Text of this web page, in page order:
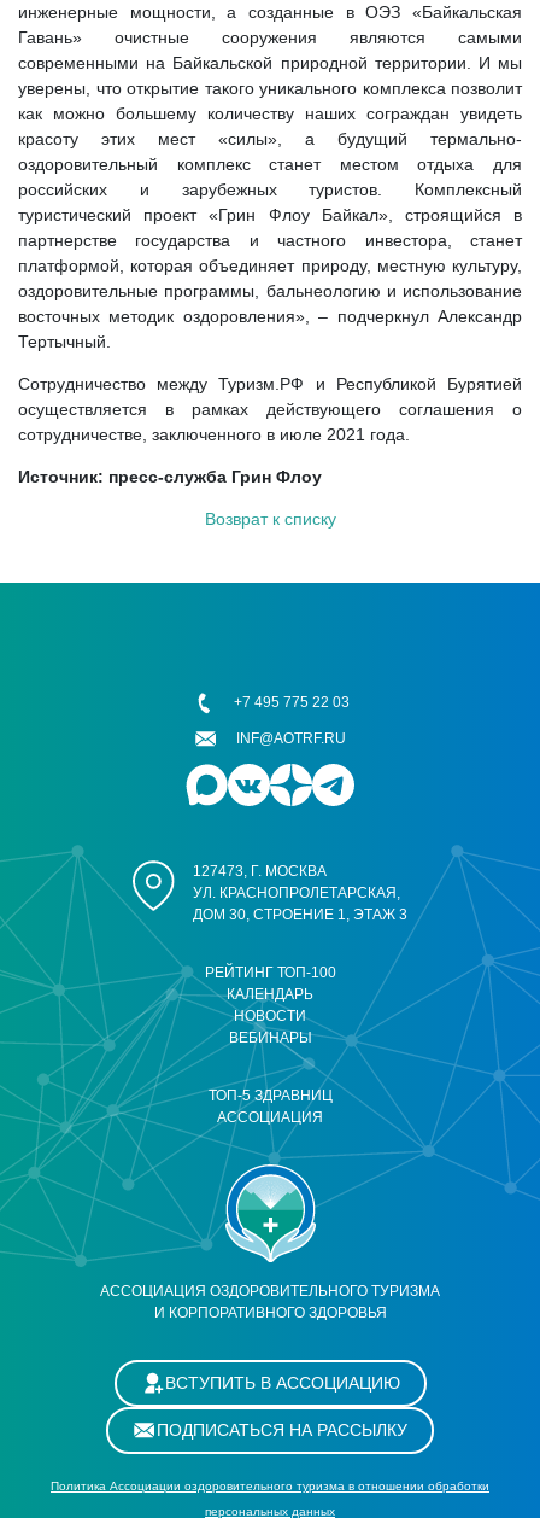
инженерные мощности, а созданные в ОЭЗ «Байкальская
Гавань» очистные сооружения являются самыми
современными на Байкальской природной территории. И мы
уверены, что открытие такого уникального комплекса позволит
как можно большему количеству наших сограждан увидеть
красоту этих мест «силы», а будущий термально-
оздоровительный комплекс станет местом отдыха для
российских и зарубежных туристов. Комплексный
туристический проект «Грин Флоу Байкал», строящийся в
партнерстве государства и частного инвестора, станет
платформой, которая объединяет природу, местную культуру,
оздоровительные программы, бальнеологию и использование
восточных методик оздоровления», – подчеркнул Александр
Тертычный.
Сотрудничество между Туризм.РФ и Республикой Бурятией
осуществляется в рамках действующего соглашения о
сотрудничестве, заключенного в июле 2021 года.
Источник: пресс-служба Грин Флоу
Возврат к списку
АССОЦИАЦИЯ ОЗДОРОВИТЕЛЬНОГО ТУРИЗМА
И КОРПОРАТИВНОГО ЗДОРОВЬЯ
РЕЙТИНГ ТОП-100
КАЛЕНДАРЬ
НОВОСТИ
ВЕБИНАРЫ
ТОП-5 ЗДРАВНИЦ
АССОЦИАЦИЯ
127473, Г. МОСКВА
УЛ. КРАСНОПРОЛЕТАРСКАЯ,
ДОМ 30, СТРОЕНИЕ 1, ЭТАЖ 3
+7 495 775 22 03
INF@AOTRF.RU
ВСТУПИТЬ В АССОЦИАЦИЮ
ПОДПИСАТЬСЯ НА РАССЫЛКУ
Политика Ассоциации оздоровительного туризма в отношении обработки
персональных данных